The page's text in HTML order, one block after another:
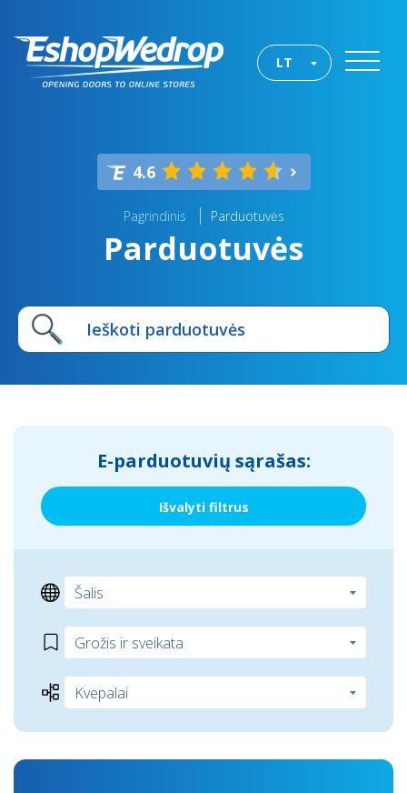
LT
4.6
Pagrindinis Parduotuvės
Parduotuvės
E-parduotuvių sąrašas:
Išvalyti filtrus